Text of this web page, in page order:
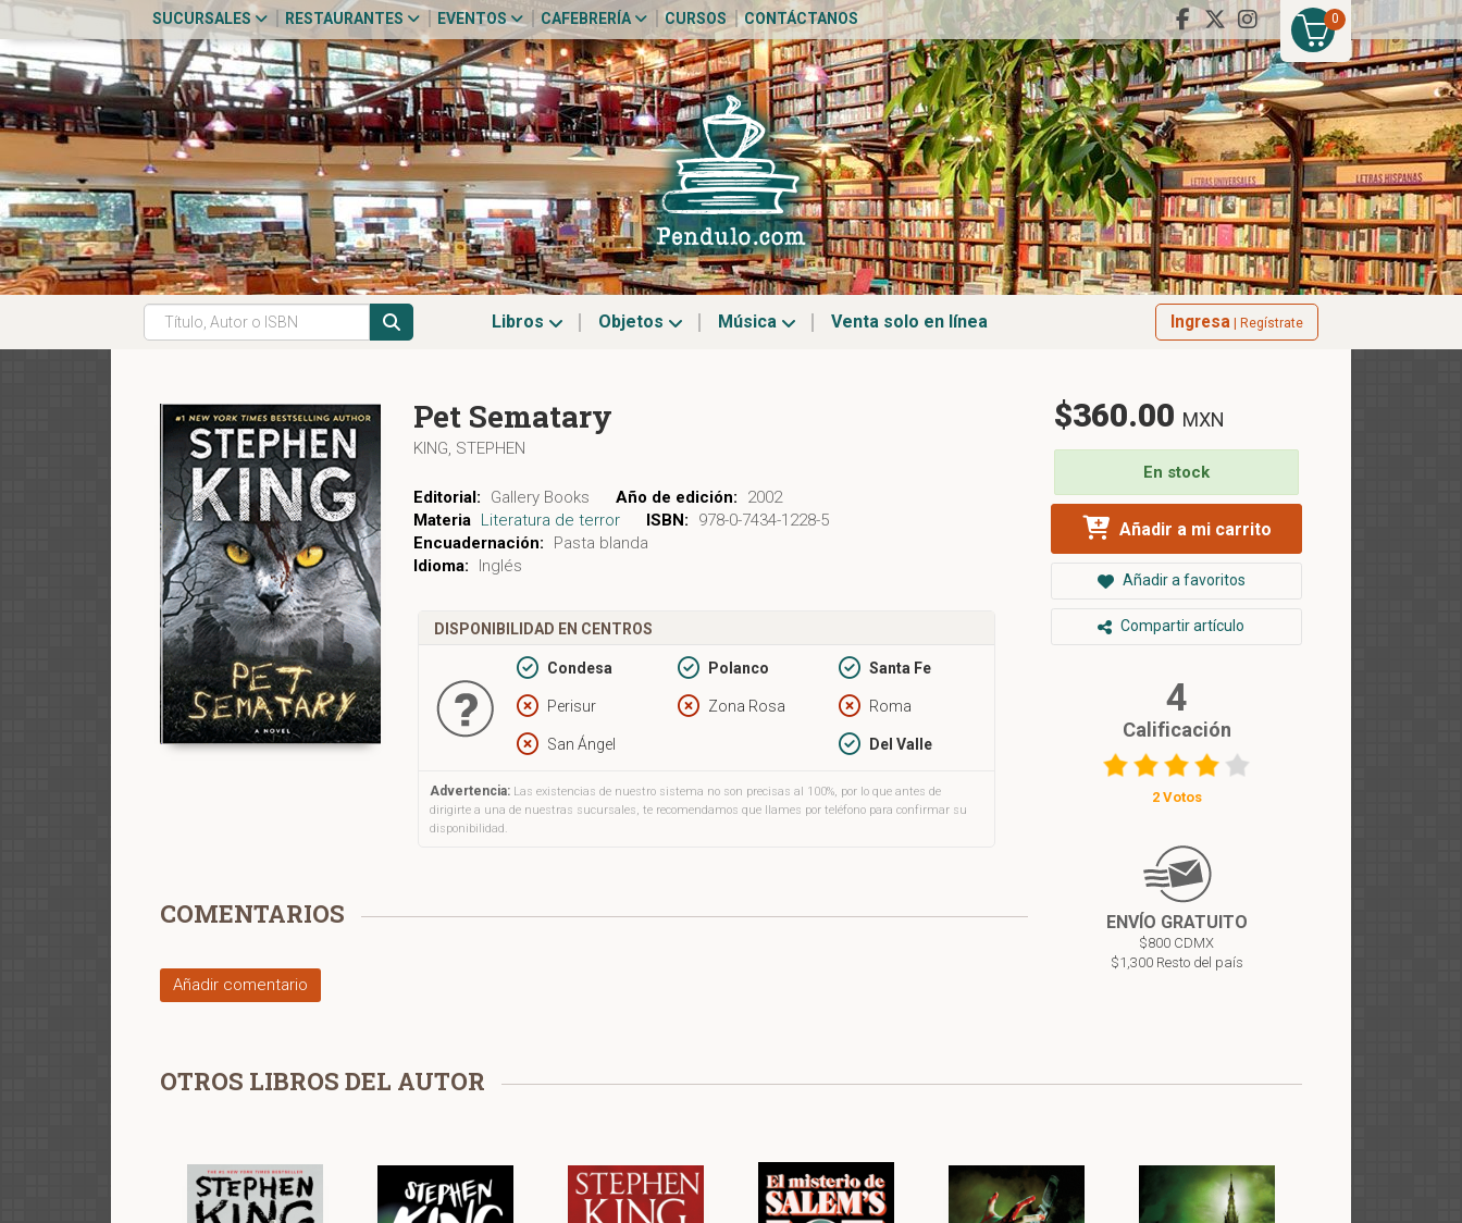
0
SUCURSALES RESTAURANTES EVENTOS CAFEBRERÍA CURSOS CONTÁCTANOS
Libros Objetos Música Venta solo en línea Ingresa | Regístrate
Pet Sematary
KING, STEPHEN
Editorial: Gallery Books Año de edición:
2002
Materia Literatura de terror ISBN:
978-0-7434-1228-5
Encuadernación:
Pasta blanda
Idioma:
Inglés
DISPONIBILIDAD EN CENTROS
Condesa Polanco Santa Fe
Perisur Zona Rosa Roma
San Ángel Del Valle
Advertencia: Las existencias de nuestro sistema no son precisas al 100%, por lo que antes de
dirigirte a una de nuestras sucursales, te recomendamos que llames por teléfono para confirmar su
disponibilidad.
COMENTARIOS
Añadir comentario
$360.00 MXN
En stock
Añadir a mi carrito
Añadir a favoritos
Compartir artículo
4
Calificación
2 Votos
ENVÍO GRATUITO
$800 CDMX
$1,300 Resto del país
OTROS LIBROS DEL AUTOR